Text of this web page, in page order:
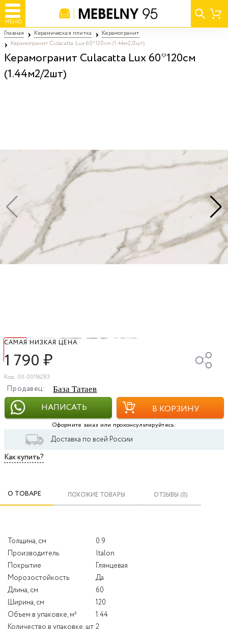
МЕНЮ
Главная Керамическая плитка
Керамогранит
Керамогранит Culacatta Lux 60*120см (1.44м2/2шт)
Керамогранит Culacatta Lux 60*120см
(1.44м2/2шт)
САМАЯ НИЗКАЯ ЦЕНА
1 790₽
Код: 00-00116283
Продавец: База Татаев
НАПИСАТЬ В КОРЗИНУ
Оформите заказ или проконсультируйтесь:
Доставка по всей России
Как купить?
О ТОВАРЕ ПОХОЖИЕ ТОВАРЫ ОТЗЫВЫ (0)
Толщина, см
0.9
Производитель
Italon
Покрытие
Глянцевая
Морозостойкость
Да
Длина, см
60
Ширина, см
120
Объем в упаковке, м²
1.44
Количество в упаковке, шт 2